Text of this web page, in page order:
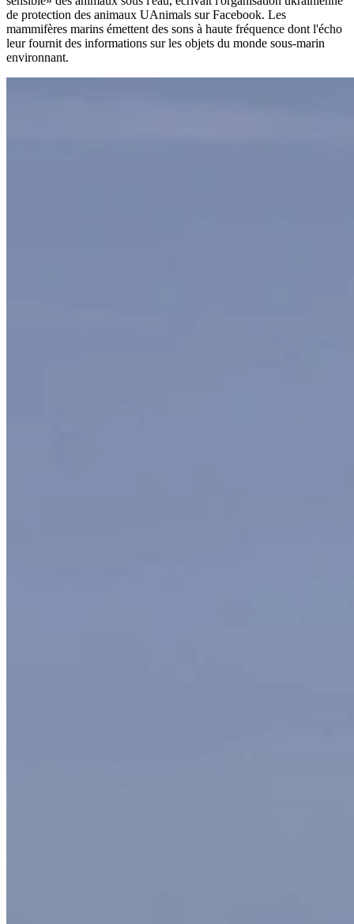
de protection des animaux UAnimals sur Facebook. Les
mammifères marins émettent des sons à haute fréquence dont l'écho
leur fournit des informations sur les objets du monde sous-marin
environnant.